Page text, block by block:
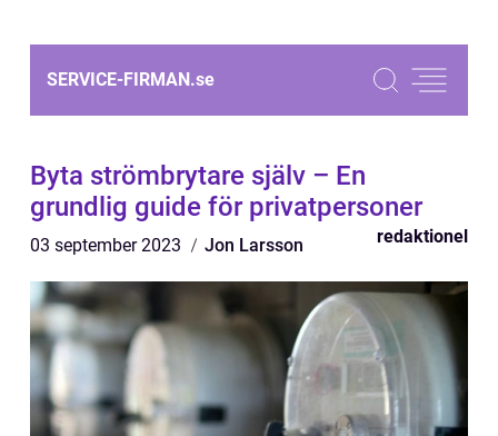
SERVICE-FIRMAN.se
Byta strömbrytare själv – En
grundlig guide för privatpersoner
03 september 2023 Jon Larsson redaktionel